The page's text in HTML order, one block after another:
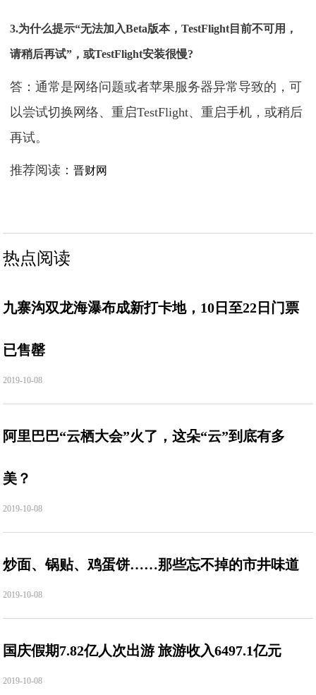
3.为什么提示“无法加入Beta版本，TestFlight目前不可用，
请稍后再试”，或TestFlight安装很慢?
答：通常是网络问题或者苹果服务器异常导致的，可
以尝试切换网络、重启TestFlight、重启手机，或稍后
再试。
推荐阅读：晋财网
热点阅读
九寨沟双龙海瀑布成新打卡地，10日至22日门票
已售罄
2019-10-08
阿里巴巴“云栖大会”火了，这朵“云”到底有多
美？
2019-10-08
炒面、锅贴、鸡蛋饼……那些忘不掉的市井味道
2019-10-08
国庆假期7.82亿人次出游 旅游收入6497.1亿元
2019-10-08